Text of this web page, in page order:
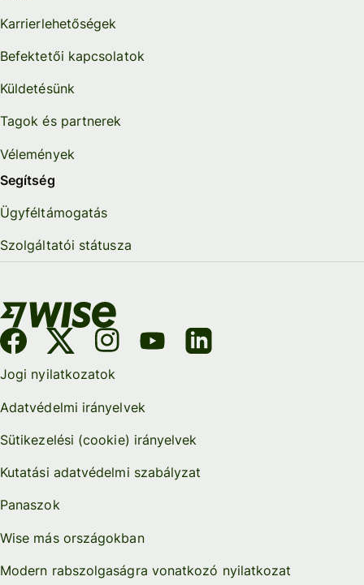
Karrierlehetőségek
Befektetői kapcsolatok
Küldetésünk
Tagok és partnerek
Vélemények
Segítség
Ügyféltámogatás
Szolgáltatói státusza
Jogi nyilatkozatok
Adatvédelmi irányelvek
Sütikezelési (cookie) irányelvek
Kutatási adatvédelmi szabályzat
Panaszok
Wise más országokban
Modern rabszolgaságra vonatkozó nyilatkozat